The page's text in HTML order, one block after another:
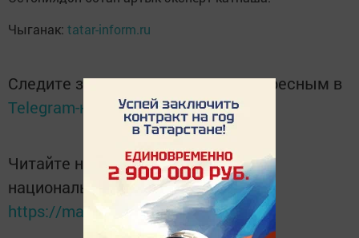
Чыганак: tatar-inform.ru
Следите за самым важным и интересным в
Telegram-каналеТатмедиа
Читайте новости Татарстана в
национальном мессенджере MАХ:
https://max.ru/tatmedia